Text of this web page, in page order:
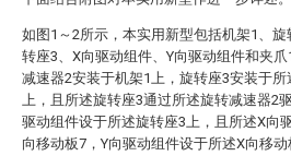
如图1～2所示，本实用新型包括机架1、旋
转座3、X向驱动组件、Y向驱动组件和夹
减速器2安装于机架1上，旋转座3安装于
上，且所述旋转座3通过所述旋转减速器2
驱动组件设于所述旋转座3上，且所述X向
向移动板7，Y向驱动组件设于所述X向移